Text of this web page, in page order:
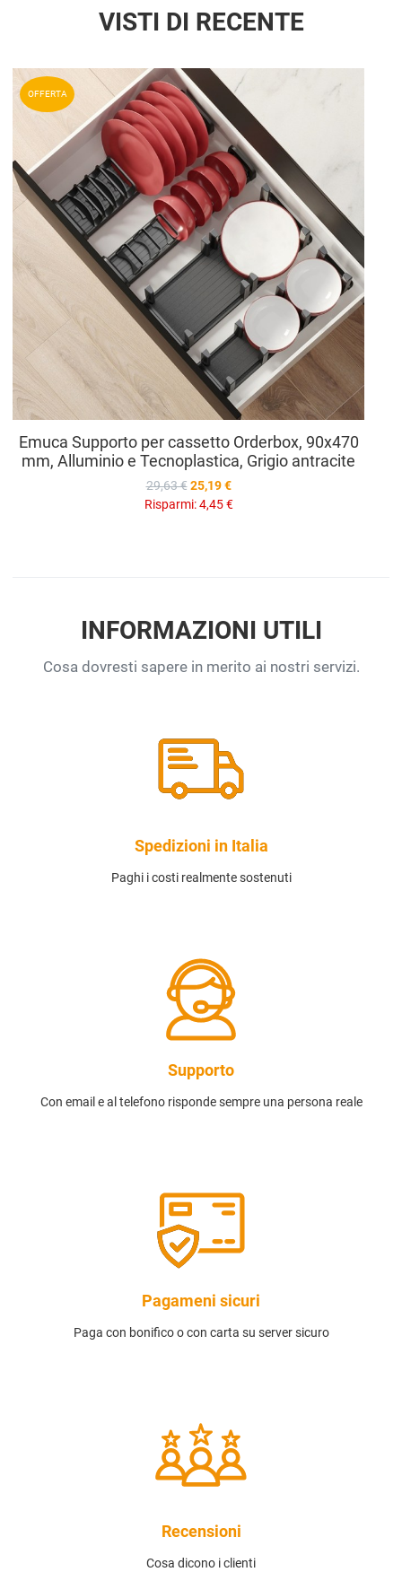
VISTI DI RECENTE
OFFERTA
Emuca Supporto per cassetto Orderbox, 90x470
mm, Alluminio e Tecnoplastica, Grigio antracite
29,63 € 25,19 €
Risparmi:4,45 €
INFORMAZIONI UTILI
Cosa dovresti sapere in merito ai nostri servizi.
Spedizioni in Italia
Paghi i costi realmente sostenuti
Supporto
Con email e al telefono risponde sempre una persona reale
Pagameni sicuri
Paga con bonifico o con carta su server sicuro
Recensioni
Cosa dicono i clienti